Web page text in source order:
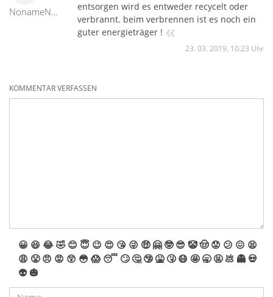
NonameNoop
entsorgen wird es entweder recycelt oder
verbrannt. beim verbrennen ist es noch ein
guter energieträger ! «
23. 03. 2019, 10:23 Uhr
KOMMENTAR VERFASSEN
😀 😆 😂🤣 😊 😇 😉 😍 😘 😜 🤑 🤗 🤓 😎 🤡🤠 😟 😕 😖 😫
😩 😤 😠 😡 😲 😳 😱 😴 🙄 🤔 🤥 🤮 🤧 😷 🤩 🥱 🤬 💩 👻 💀
👽 🎃